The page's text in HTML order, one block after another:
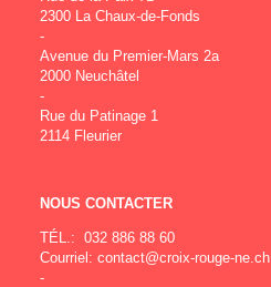
2300 La Chaux-de-Fonds
-
Avenue du Premier-Mars 2a
2000 Neuchâtel
-
Rue du Patinage 1
2114 Fleurier
NOUS CONTACTER
TÉL.: 032 886 88 60
Courriel: contact@croix-rouge-ne.ch
-